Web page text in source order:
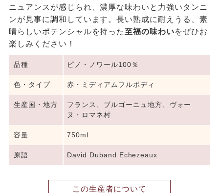
ニュアンスが感じられ、濃厚な味わいと力強いタンニ
ンが見事に調和しています。長い熟成に耐えうる、素
晴らしいポテンシャルを持った至福の味わいをぜひお
楽しみください！
品種 ピノ・ノワール100％
色・タイプ 赤・ミディアムフルボディ
生産国・地方
フランス、ブルゴーニュ地方、ヴォー
ヌ・ロマネ村
容量 750ml
原語 David Duband Echezeaux
この生産者について